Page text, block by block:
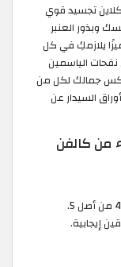
تجسيد قوي
وبذور العنبر
يلازمكِ في كل
الياسمين
جمالك لكل من
السيدار عن
من كالفن
إيجابية.